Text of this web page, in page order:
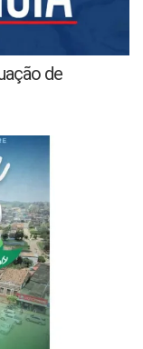
de